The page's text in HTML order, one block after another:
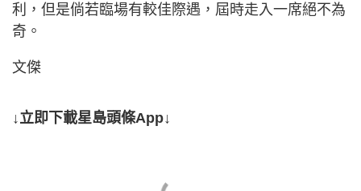
利，但是倘若臨場有較佳際遇，屆時走入一席絕不為
奇。
文傑
↓立即下載星島頭條App↓